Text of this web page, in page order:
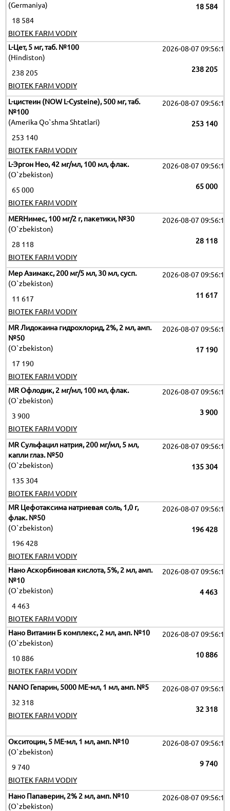
(Germaniya)
18 584
18 584
BIOTEK FARM VODIY
L-Цет, 5 мг, таб. №100
(Hindiston)
2026-08-07 09:56:12
238 205
238 205
BIOTEK FARM VODIY
L-цистеин (NOW L-Cysteine), 500 мг, таб.
№100
(Amerika Qo`shma Shtatlari)
2026-08-07 09:56:12
253 140
253 140
BIOTEK FARM VODIY
L-Эргон Нео, 42 мг/мл, 100 мл, флак.
(O`zbekiston)
2026-08-07 09:56:12
65 000
65 000
BIOTEK FARM VODIY
MERНимес, 100 мг/2 г, пакетики, №30
(O`zbekiston)
2026-08-07 09:56:12
28 118
28 118
BIOTEK FARM VODIY
Мер Азимакс, 200 мг/5 мл, 30 мл, сусп.
(O`zbekiston)
2026-08-07 09:56:12
11 617
11 617
BIOTEK FARM VODIY
MR Лидокаина гидрохлорид, 2%, 2 мл, амп.
№50
(O`zbekiston)
2026-08-07 09:56:12
17 190
17 190
BIOTEK FARM VODIY
MR Офлодик, 2 мг/мл, 100 мл, флак.
(O`zbekiston)
2026-08-07 09:56:12
3 900
3 900
BIOTEK FARM VODIY
MR Сульфацил натрия, 200 мг/мл, 5 мл,
капли глаз. №50
(O`zbekiston)
2026-08-07 09:56:12
135 304
135 304
BIOTEK FARM VODIY
MR Цефотаксима натриевая соль, 1,0 г,
флак. №50
(O`zbekiston)
2026-08-07 09:56:12
196 428
196 428
BIOTEK FARM VODIY
Нано Аскорбиновая кислота, 5%, 2 мл, амп.
№10
(O`zbekiston)
2026-08-07 09:56:12
4 463
4 463
BIOTEK FARM VODIY
Нано Витамин Б комплекс, 2 мл, амп. №10
(O`zbekiston)
2026-08-07 09:56:12
10 886
10 886
BIOTEK FARM VODIY
NANO Гепарин, 5000 МЕ-мл, 1 мл, амп. №5
2026-08-07 09:56:12
32 318
32 318
BIOTEK FARM VODIY
Окситоцин, 5 МЕ-мл, 1 мл, амп. №10
(O`zbekiston)
2026-08-07 09:56:12
9 740
9 740
BIOTEK FARM VODIY
Нано Папаверин, 2% 2 мл, амп. №10
(O`zbekiston)
2026-08-07 09:56:12